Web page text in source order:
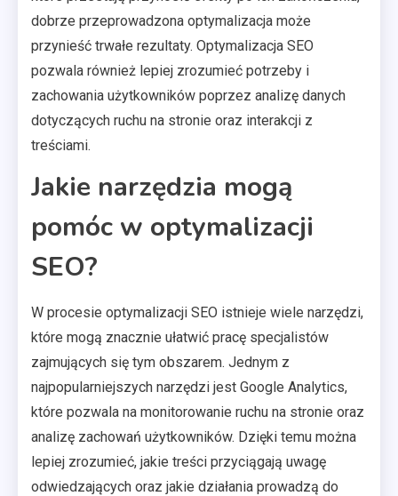
dobrze przeprowadzona optymalizacja może
przynieść trwałe rezultaty. Optymalizacja SEO
pozwala również lepiej zrozumieć potrzeby i
zachowania użytkowników poprzez analizę danych
dotyczących ruchu na stronie oraz interakcji z
treściami.
Jakie narzędzia mogą
pomóc w optymalizacji
SEO?
W procesie optymalizacji SEO istnieje wiele narzędzi,
które mogą znacznie ułatwić pracę specjalistów
zajmujących się tym obszarem. Jednym z
najpopularniejszych narzędzi jest Google Analytics,
które pozwala na monitorowanie ruchu na stronie oraz
analizę zachowań użytkowników. Dzięki temu można
lepiej zrozumieć, jakie treści przyciągają uwagę
odwiedzających oraz jakie działania prowadzą do